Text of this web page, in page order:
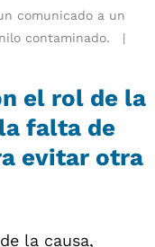
comunicado a un
contaminado.
el rol de la
falta de
evitar otra
la causa,